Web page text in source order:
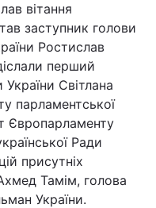
вітання
заступник голови
Ростислав
перший
Світлана
парламентської
Європарламенту
Ради
присутніх
Тамім, голова
України.